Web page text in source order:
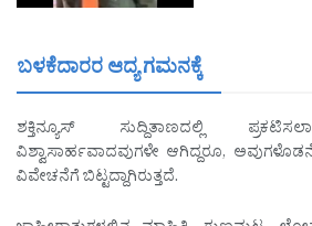
ಬಳಕೆದಾರರ ಆದ್ಯ ಗಮನಕ್ಕೆ
ಶಕ್ತಿನ್ಯೂಸ್ ಸುದ್ದಿತಾಣದಲ್ಲಿ
ವಿಶ್ವಾಸಾರ್ಹವಾದವುಗಳೇ ಆಗಿದ್ದರೂ,
ವಿವೇಚನೆಗೆ ಬಿಟ್ಟದ್ದಾಗಿರುತ್ತದೆ.